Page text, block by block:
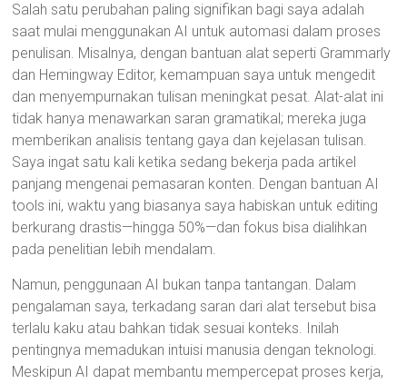
Salah satu perubahan paling signifikan bagi saya adalah
saat mulai menggunakan AI untuk automasi dalam proses
penulisan. Misalnya, dengan bantuan alat seperti Grammarly
dan Hemingway Editor, kemampuan saya untuk mengedit
dan menyempurnakan tulisan meningkat pesat. Alat-alat ini
tidak hanya menawarkan saran gramatikal; mereka juga
memberikan analisis tentang gaya dan kejelasan tulisan.
Saya ingat satu kali ketika sedang bekerja pada artikel
panjang mengenai pemasaran konten. Dengan bantuan AI
tools ini, waktu yang biasanya saya habiskan untuk editing
berkurang drastis—hingga 50%—dan fokus bisa dialihkan
pada penelitian lebih mendalam.
Namun, penggunaan AI bukan tanpa tantangan. Dalam
pengalaman saya, terkadang saran dari alat tersebut bisa
terlalu kaku atau bahkan tidak sesuai konteks. Inilah
pentingnya memadukan intuisi manusia dengan teknologi.
Meskipun AI dapat membantu mempercepat proses kerja,